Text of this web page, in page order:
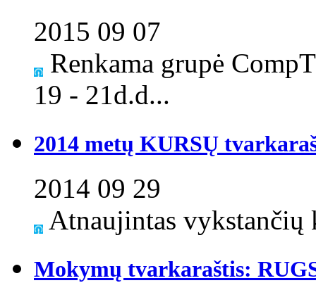
2015 09 07
Renkama grupė
19 - 21d.d...
2014 metų KURSŲ
2014 09 29
Atnaujintas vykstančių
Mokymų tvarkaraštis: